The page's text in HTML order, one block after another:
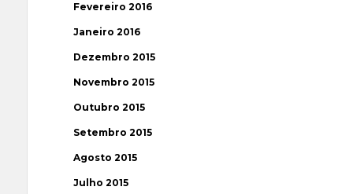
Fevereiro 2016
Janeiro 2016
Dezembro 2015
Novembro 2015
Outubro 2015
Setembro 2015
Agosto 2015
Julho 2015